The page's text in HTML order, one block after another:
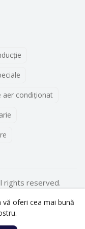
Mini te
mult 25 de
aer condiționat
rights reserved.
oferi cea mai bună